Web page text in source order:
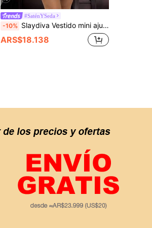
#SaténYSeda
-10% Slaydiva Vestido mini ajustado de mujer con estampado floral y cuello halter
ARS$18.138